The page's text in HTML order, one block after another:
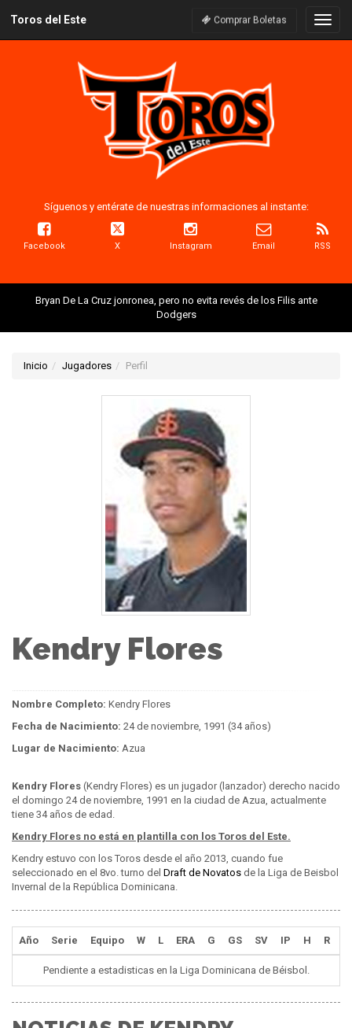
Toros del Este Comprar Boletas
Síguenos y entérate de nuestras informaciones al instante:
Facebook X Instagram Email RSS
Bryan De La Cruz jonronea, pero no evita revés de los Filis ante
Dodgers
Inicio Jugadores Perfil
Kendry Flores
Nombre Completo: Kendry Flores
Fecha de Nacimiento: 24 de noviembre, 1991 (34 años)
Lugar de Nacimiento: Azua
Kendry Flores (Kendry Flores) es un jugador (lanzador) derecho nacido
el domingo 24 de noviembre, 1991 en la ciudad de Azua, actualmente
tiene 34 años de edad.
Kendry Flores no está en plantilla con los Toros del Este.
Kendry estuvo con los Toros desde el año 2013, cuando fue
seleccionado en el 8vo. turno del Draft de Novatos de la Liga de Beisbol
Invernal de la República Dominicana.
Año Serie Equipo W L ERA G GS SV IP H R
Pendiente a estadisticas en la Liga Dominicana de Béisbol.